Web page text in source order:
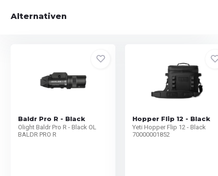
Alternativen
Baldr Pro R - Black
Olight Baldr Pro R - Black OL
BALDR PRO R
Hopper Flip 12 - Black
Yeti Hopper Flip 12 - Black
70000001852